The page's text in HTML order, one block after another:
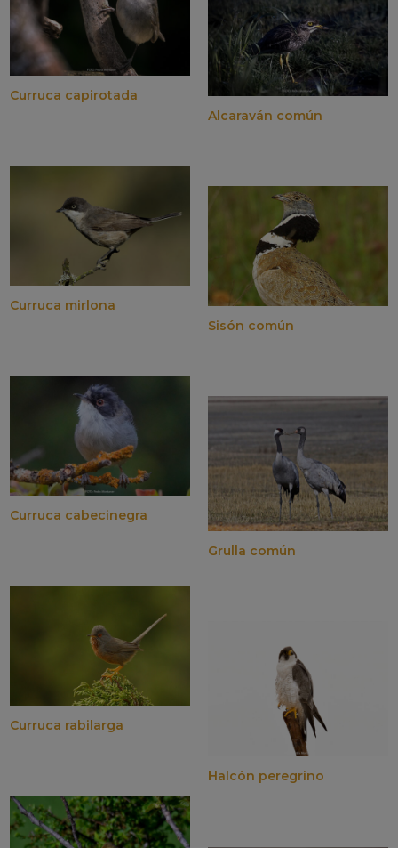
Curruca capirotada
Curruca mirlona
Curruca cabecinegra
Curruca rabilarga
Alcaraván común
Sisón común
Grulla común
Halcón peregrino